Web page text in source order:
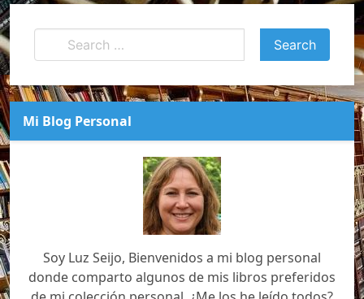
Mi Blog Personal
Soy Luz Seijo, Bienvenidos a mi blog personal
donde comparto algunos de mis libros preferidos